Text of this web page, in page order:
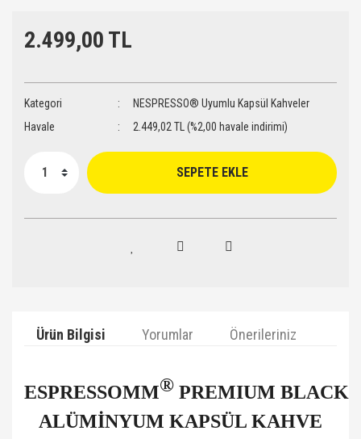
2.499,00 TL
Kategori
NESPRESSO® Uyumlu Kapsül Kahveler
Havale
2.449,02 TL (%2,00 havale indirimi)
SEPETE EKLE
Ürün Bilgisi Yorumlar Önerileriniz
ESPRESSOMM® PREMIUM BLACK
ALÜMİNYUM KAPSÜL KAHVE